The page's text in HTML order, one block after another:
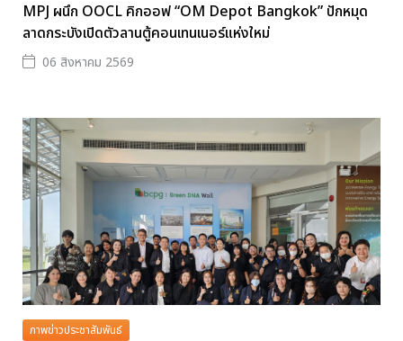
MPJ ผนึก OOCL คิกออฟ “OM Depot Bangkok” ปักหมุด
ลาดกระบังเปิดตัวลานตู้คอนเทนเนอร์แห่งใหม่
06 สิงหาคม 2569
ภาพข่าวประชาสัมพันธ์